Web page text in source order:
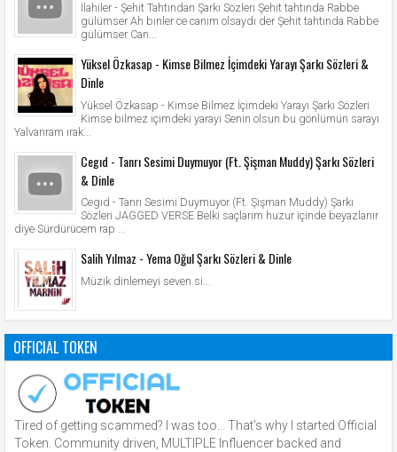
İlahiler - Şehit Tahtından Şarkı Sözleri Şehit tahtında Rabbe
gülümser Ah binler ce canım olsaydı der Şehit tahtında Rabbe
gülümser Can...
Yüksel Özkasap - Kimse Bilmez İçimdeki Yarayı Şarkı Sözleri &
Dinle
Yüksel Özkasap - Kimse Bilmez İçimdeki Yarayı Şarkı Sözleri
Kimse bilmez içimdeki yarayı Senin olsun bu gönlümün sarayı
Yalvarıram ırak...
Cegıd - Tanrı Sesimi Duymuyor (Ft. Şişman Muddy) Şarkı Sözleri
& Dinle
Cegıd - Tanrı Sesimi Duymuyor (Ft. Şişman Muddy) Şarkı
Sözleri JAGGED VERSE Belki saçlarım huzur içinde beyazlanır
diye Sürdürücem rap ...
Salih Yılmaz - Yema Oğul Şarkı Sözleri & Dinle
Müzik dinlemeyi seven si...
OFFICIAL TOKEN
Tired of getting scammed? I was too… That’s why I started Official
Token. Community driven, MULTIPLE Influencer backed and